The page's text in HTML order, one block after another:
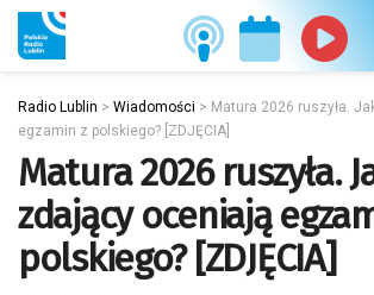
Radio Lublin > Wiadomości > Matura 2026 ruszyła.
egzamin z polskiego? [ZDJĘCIA]
Matura 2026 ruszyła.
zdający oceniają
polskiego? [ZDJĘCIA]